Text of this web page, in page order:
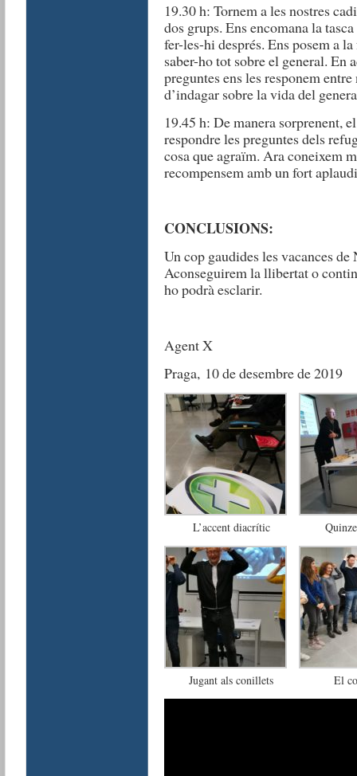
19.30 h: Tornem a les nostres
dos grups. Ens encomana la
fer-les-hi després. Ens posem a
saber-ho tot sobre el general. En
preguntes ens les responem
d’indagar sobre la vida del
19.45 h: De manera sorprenent,
respondre les preguntes dels
cosa que agraïm. Ara coneixem
recompensem amb un fort
CONCLUSIONS:
Un cop gaudides les vacances
Aconseguirem la llibertat o
ho podràesclarir.
Agent X
Praga, 10 de desembre de 2019
L’accent diacrític
Jugant als conillets El